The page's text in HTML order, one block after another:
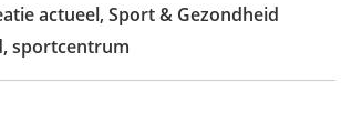
actueel, Sport & Gezondheid
, sportcentrum